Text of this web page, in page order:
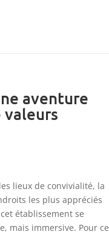
aventure
lieux de convivialité, la
les plus appréciés
établissement se
mais immersive. Pour ce